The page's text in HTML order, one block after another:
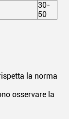
30-
50
la norma
osservare la